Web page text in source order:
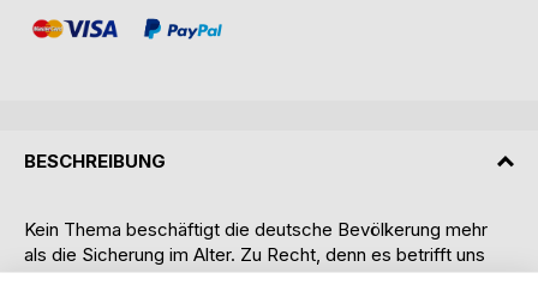
BESCHREIBUNG
Kein Thema beschäftigt die deutsche Bevölkerung mehr
als die Sicherung im Alter. Zu Recht, denn es betrifft uns